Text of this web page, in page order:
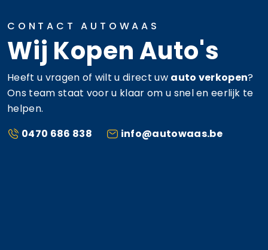
CONTACT AUTOWAAS
Wij Kopen Auto's
Heeft u vragen of wilt u direct uw auto verkopen?
Ons team staat voor u klaar om u snel en eerlijk te
helpen.
0470 686 838
info@autowaas.be